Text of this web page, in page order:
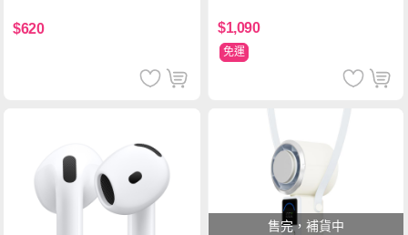
$620 $1,090
免運
售完，補貨中